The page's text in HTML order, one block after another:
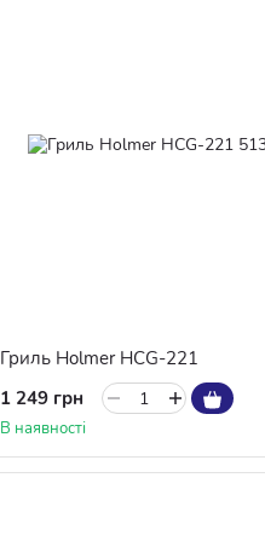
Гриль Holmer HCG-221
1 249 грн
В наявності